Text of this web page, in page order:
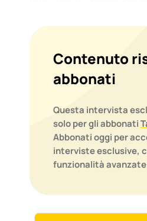
Contenuto
abbonati
Questa intervista
solo per gli abbonati
Abbonati oggi per
interviste esclusive,
funzionalità